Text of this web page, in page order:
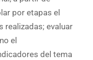
por etapas el
realizadas; evaluar
el
del tema